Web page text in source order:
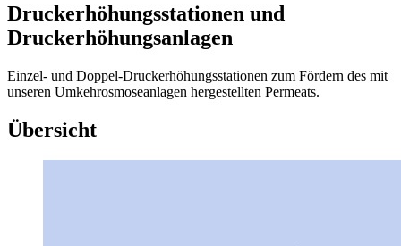
Druckerhöhungsstationen und
Druckerhöhungsanlagen
Einzel- und Doppel-Druckerhöhungsstationen zum Fördern des mit
unseren Umkehrosmoseanlagen hergestellten Permeats.
Übersicht